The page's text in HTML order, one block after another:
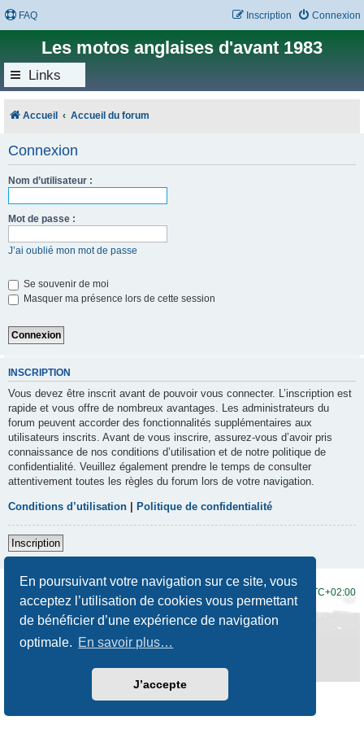
En poursuivant votre navigation sur ce site, vous
acceptez l’utilisation de cookies vous permettant
de bénéficier d’une expérience de navigation
optimale. En savoir plus…
J’accepte
FAQ Connexion
Inscription
Les motos anglaises d'avant 1983
Links
Accueil Accueil du forum
Connexion
Nom d’utilisateur :
Mot de passe :
J’ai oublié mon mot de passe
Se souvenir de moi
Masquer ma présence lors de cette session
INSCRIPTION
Vous devez être inscrit avant de pouvoir vous connecter. L’inscription est
rapide et vous offre de nombreux avantages. Les administrateurs du
forum peuvent accorder des fonctionnalités supplémentaires aux
utilisateurs inscrits. Avant de vous inscrire, assurez-vous d’avoir pris
connaissance de nos conditions d’utilisation et de notre politique de
confidentialité. Veuillez également prendre le temps de consulter
attentivement toutes les règles du forum lors de votre navigation.
Conditions d’utilisation Politique de confidentialité
Inscription
UTC+02:00
Développé par phpBB® Forum Software © phpBB Limited
Traduction française officielle
Prosilver New Edition
Confidentialité|Conditions